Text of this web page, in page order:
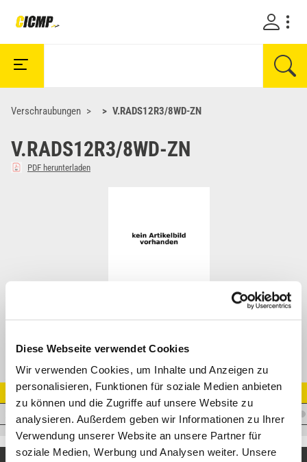
Diese Webseite verwendet Cookies
Wir verwenden Cookies, um Inhalte und Anzeigen zu
personalisieren, Funktionen für soziale Medien anbieten
zu können und die Zugriffe auf unsere Website zu
analysieren. Außerdem geben wir Informationen zu Ihrer
Verwendung unserer Website an unsere Partner für
soziale Medien, Werbung und Analysen weiter. Unsere
Verschraubungen V.RADS12R3/8WD-ZN
V.RADS12R3/8WD-ZN
PDF herunterladen
Artikel Nr.
V.RADS12R3/8WD-ZN